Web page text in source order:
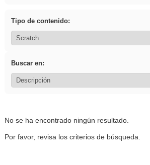
Tipo de contenido:
Buscar en:
No se ha encontrado ningún resultado.
Por favor, revisa los criterios de búsqueda.